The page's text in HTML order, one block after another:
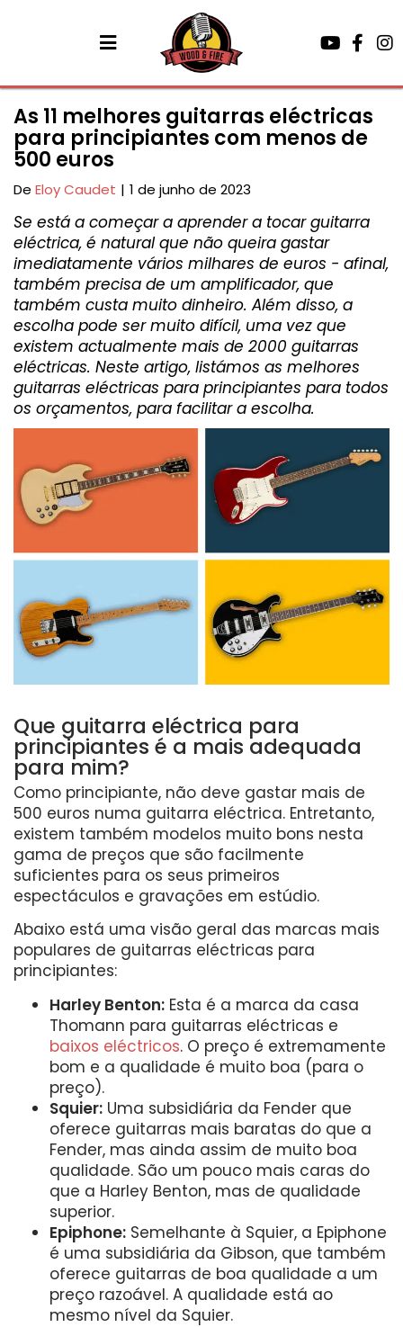
As 11 melhores guitarras eléctricas
para principiantes com menos de
500 euros
De Eloy Caudet | 1 de junho de 2023
Se está a começar a aprender a tocar guitarra
eléctrica, é natural que não queira gastar
imediatamente vários milhares de euros - afinal,
também precisa de um amplificador, que
também custa muito dinheiro. Além disso, a
escolha pode ser muito difícil, uma vez que
existem actualmente mais de 2000 guitarras
eléctricas. Neste artigo, listámos as melhores
guitarras eléctricas para principiantes para todos
os orçamentos, para facilitar a escolha.
Que guitarra eléctrica para
principiantes é a mais adequada
para mim?
Como principiante, não deve gastar mais de
500 euros numa guitarra eléctrica. Entretanto,
existem também modelos muito bons nesta
gama de preços que são facilmente
suficientes para os seus primeiros
espectáculos e gravações em estúdio.
Abaixo está uma visão geral das marcas mais
populares de guitarras eléctricas para
principiantes:
Harley Benton: Esta é a marca da casa
Thomann para guitarras eléctricas e
baixos eléctricos. O preço é extremamente
bom e a qualidade é muito boa (para o
preço).
Squier: Uma subsidiária da Fender que
oferece guitarras mais baratas do que a
Fender, mas ainda assim de muito boa
qualidade. São um pouco mais caras do
que a Harley Benton, mas de qualidade
superior.
Epiphone: Semelhante à Squier, a Epiphone
é uma subsidiária da Gibson, que também
oferece guitarras de boa qualidade a um
preço razoável. A qualidade está ao
mesmo nível da Squier.